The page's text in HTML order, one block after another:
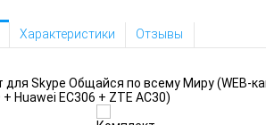
Характеристики Отзывы